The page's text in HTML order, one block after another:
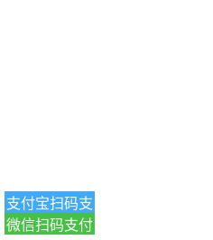
支付宝扫码支
付
微信扫码支付